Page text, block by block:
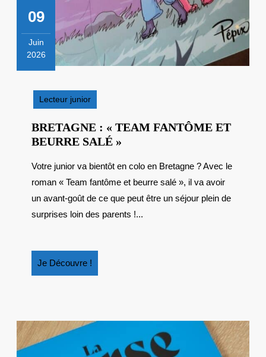
09
Juin
2026
2026
Lecteur junior
BRETAGNE : « TEAM FANTÔME ET
BEURRE SALÉ »
« TEAM
FANTÔME
ET
BEURRE
Votre junior va bientôt en colo en Bretagne ? Avec le
roman « Team fantôme et beurre salé », il va avoir
un avant-goût de ce que peut être un séjour plein de
surprises loin des parents !...
Je Découvre !
Découvre